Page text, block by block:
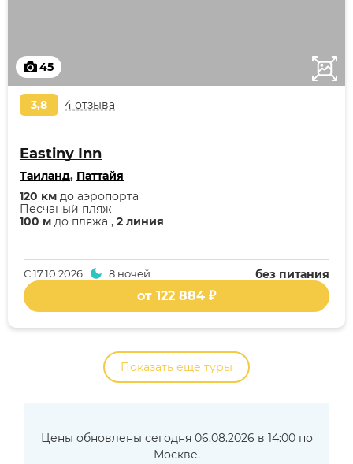
45
3,8 4 отзыва
Eastiny Inn
Таиланд, Паттайя
100 м до пляжа , 2 линия
Песчаный пляж
120 км до аэропорта
без питания
С17.10.2026 8 ночей
от 122 884 ₽
Показать еще туры
Цены обновлены сегодня 06.08.2026 в 14:00 по
Москве.